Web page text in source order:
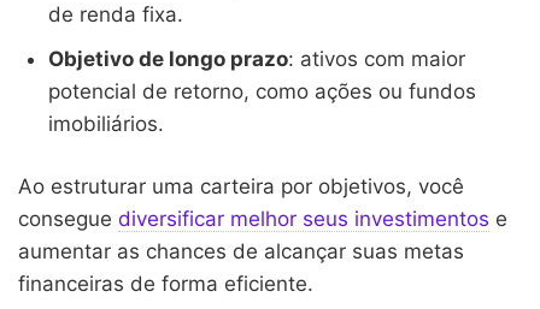
de renda fixa.
Objetivo de longo prazo: ativos com maior
potencial de retorno, como ações ou fundos
imobiliários.
Ao estruturar uma carteira por objetivos, você
consegue diversificar melhor seus investimentos e
aumentar as chances de alcançar suas metas
financeiras de forma eficiente.